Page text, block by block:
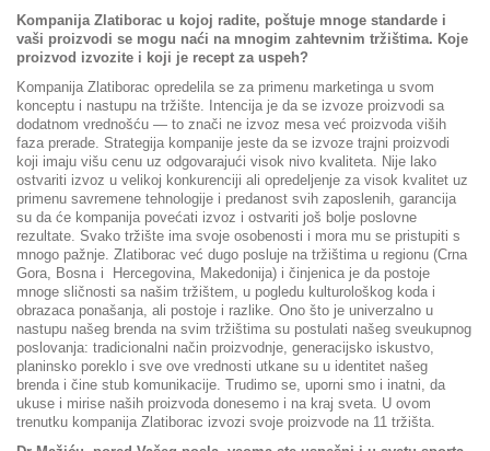
Kompanija Zlatiborac u kojoj radite, poštuje mnoge standarde i
vaši proizvodi se mogu naći na mnogim zahtevnim tržištima. Koje
proizvod izvozite i koji je recept za uspeh?
Kompanija Zlatiborac opredelila se za primenu marketinga u svom
konceptu i nastupu na tržište. Intencija je da se izvoze proizvodi sa
dodatnom vrednošću — to znači ne izvoz mesa već proizvoda viših
faza prerade. Strategija kompanije jeste da se izvoze trajni proizvodi
koji imaju višu cenu uz odgovarajući visok nivo kvaliteta. Nije lako
ostvariti izvoz u velikoj konkurenciji ali opredeljenje za visok kvalitet uz
primenu savremene tehnologije i predanost svih zaposlenih, garancija
su da će kompanija povećati izvoz i ostvariti još bolje poslovne
rezultate. Svako tržište ima svoje osobenosti i mora mu se pristupiti s
mnogo pažnje. Zlatiborac već dugo posluje na tržištima u regionu (Crna
Gora, Bosna i Hercegovina, Makedonija) i činjenica je da postoje
mnoge sličnosti sa našim tržištem, u pogledu kulturološkog koda i
obrazaca ponašanja, ali postoje i razlike. Ono što je univerzalno u
nastupu našeg brenda na svim tržištima su postulati našeg sveukupnog
poslovanja: tradicionalni način proizvodnje, generacijsko iskustvo,
planinsko poreklo i sve ove vrednosti utkane su u identitet našeg
brenda i čine stub komunikacije. Trudimo se, uporni smo i inatni, da
ukuse i mirise naših proizvoda donesemo i na kraj sveta. U ovom
trenutku kompanija Zlatiborac izvozi svoje proizvode na 11 tržišta.